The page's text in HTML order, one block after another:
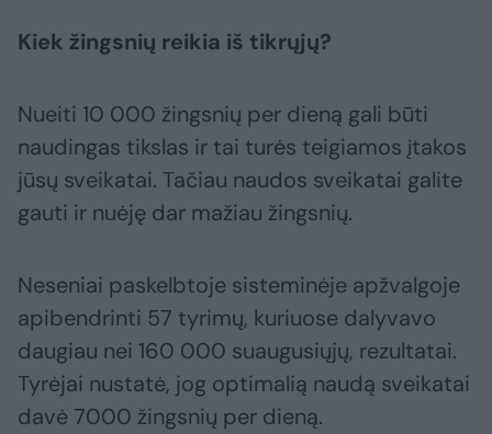
Kiek žingsnių reikia iš tikrųjų?
Nueiti 10 000 žingsnių per dieną gali būti
naudingas tikslas ir tai turės teigiamos įtakos
jūsų sveikatai. Tačiau naudos sveikatai galite
gauti ir nuėję dar mažiau žingsnių.
Neseniai paskelbtoje sisteminėje apžvalgoje
apibendrinti 57 tyrimų, kuriuose dalyvavo
daugiau nei 160 000 suaugusiųjų, rezultatai.
Tyrėjai nustatė, jog optimalią naudą sveikatai
davė 7000 žingsnių per dieną.